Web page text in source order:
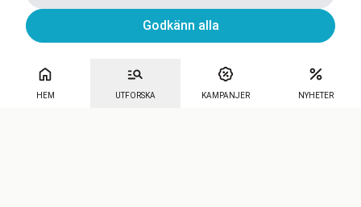
HEM UTFORSKA KAMPANJER NYHETER
Godkänn alla